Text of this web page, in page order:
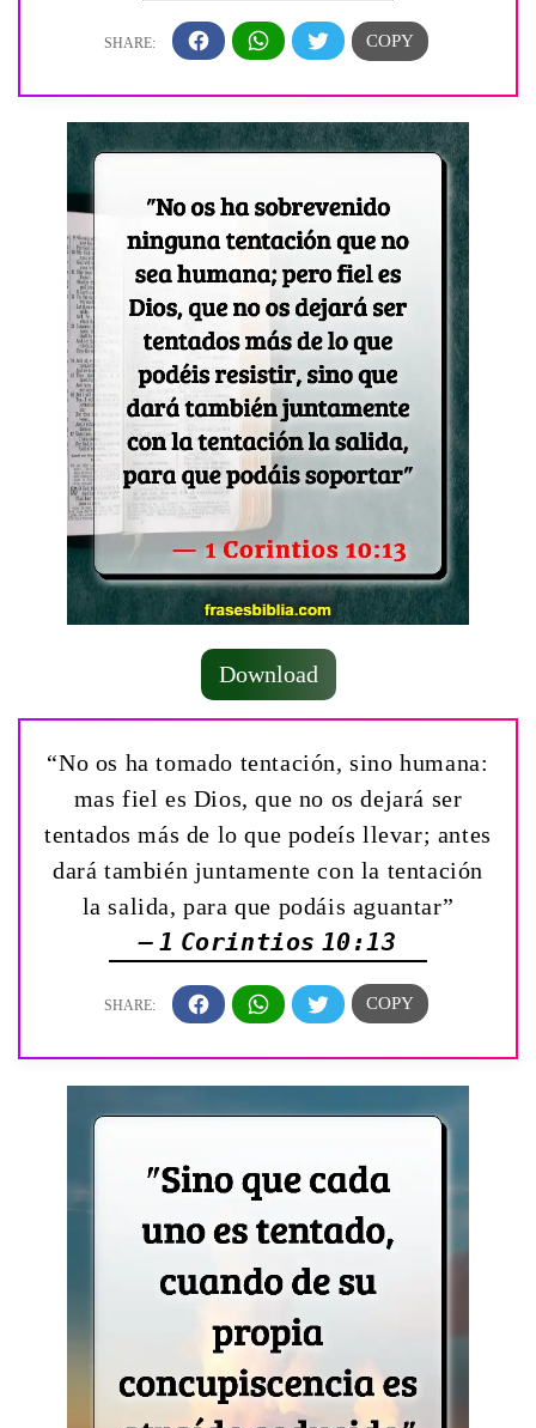
Download
“No os ha tomado tentación, sino humana:
mas fiel es Dios, que no os dejará ser
tentados más de lo que podeís llevar; antes
dará también juntamente con la tentación
la salida, para que podáis aguantar”
— 1 Corintios 10:13